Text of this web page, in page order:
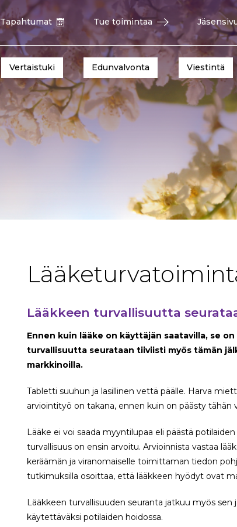
Tapahtumat Tue toimintaa
Vertaistuki Edunvalvonta Viestintä
Lääkkeen turvallisuutta
Ennen kuin lääke on käyttäjän saatavilla, se
turvallisuutta seurataan tiiviisti myös tämän
markkinoilla.
Tabletti suuhun ja lasillinen vettä päälle. Harva
arviointityö on takana, ennen kuin on päästy tähän
Lääke ei voi saada myyntilupaa eli päästä
turvallisuus on ensin arvoitu. Arvioinnista vastaa
keräämän ja viranomaiselle toimittaman tiedon
tutkimuksilla osoittaa, että lääkkeen hyödyt ovat
Lääkkeen turvallisuuden seuranta jatkuu myös sen
käytettäväksi potilaiden hoidossa.